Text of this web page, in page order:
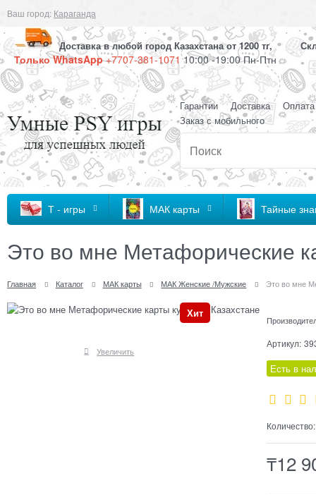
Ваш город: Караганда
Доставка в любой город Казахстана от 1200 тг,
Только WhatsApp+7707-381-107110:00 -19:00 Пн-Птн
Гарантии Доставка
Оплата
Заказ с мобильного
Т - игры МАК карты Тайные
Это во мне Метафорические
Главная Каталог МАК карты МАК Женские /Мужские Это во мне
Хит
Увеличить
Артикул:
Есть в
Количество:
₸12